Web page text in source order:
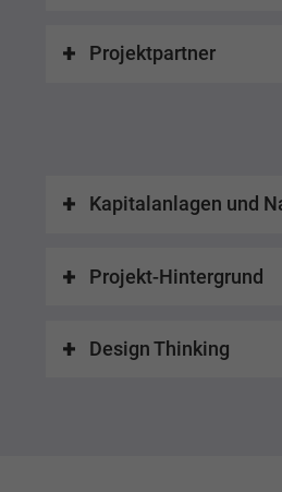
Projektpartner
Kapitalanlagen und
Projekt-Hintergrund
Design Thinking